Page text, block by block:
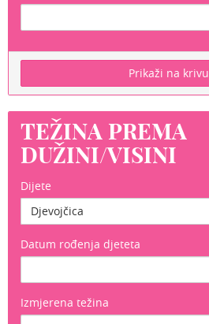
Prikaži na
TEŽINA PREMA
DUŽINI/VISINI
Dijete
Djevojčica
Datum rođenja djeteta
Izmjerena težina